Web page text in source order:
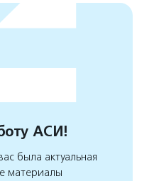
АСИ!
была актуальная
материалы